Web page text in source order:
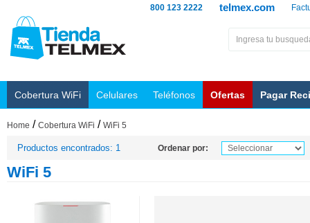
telmex.com
800 123 2222
Cobertura WiFi Celulares Teléfonos Ofertas Pagar
Home / Cobertura WiFi / WiFi 5
Productos encontrados: 1 Ordenar por:
WiFi 5